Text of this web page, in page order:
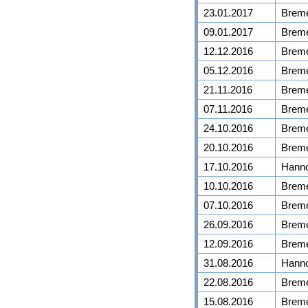
23.01.2017
09.01.2017
12.12.2016
05.12.2016
21.11.2016
07.11.2016
24.10.2016
20.10.2016
17.10.2016
10.10.2016
07.10.2016
26.09.2016
12.09.2016
31.08.2016
22.08.2016
15.08.2016